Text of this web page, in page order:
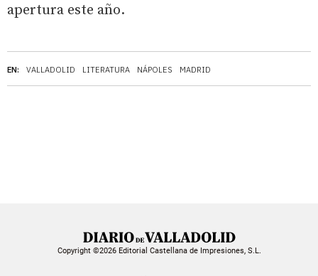
EN: VALLADOLID LITERATURA NÁPOLES MADRID
apertura este año.
Copyright ©2026 Editorial Castellana de Impresiones, S.L.